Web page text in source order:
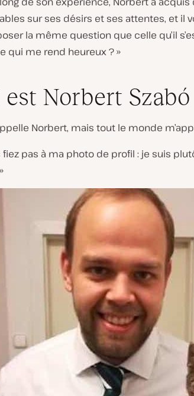
sur ses désirs et ses attentes, et il
la même question que celle qu’il
qui me rend heureux ? »
est Norbert Szabó
Norbert, mais tout le monde
fiez pas à ma photo de profil : je suis